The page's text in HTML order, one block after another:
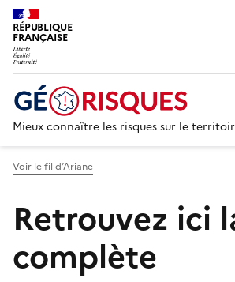
RÉPUBLIQUE
FRANÇAISE
Mieux connaître les risques sur le
Voir le fil d’Ariane
Retrouvez ici
complète